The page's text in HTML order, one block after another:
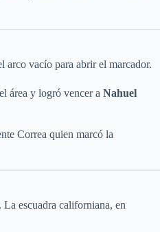
arco vacío para abrir el marcador.
área y logró vencer a Nahuel
Correa quien marcó la
escuadra californiana, en